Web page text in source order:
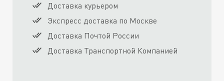
Доставка курьером
Экспресс доставка по Москве
Доставка Почтой России
Доставка Транспортной Компанией